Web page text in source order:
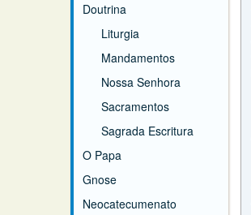
Doutrina
Liturgia
Mandamentos
Nossa Senhora
Sacramentos
Sagrada Escritura
O Papa
Gnose
Neocatecumenato